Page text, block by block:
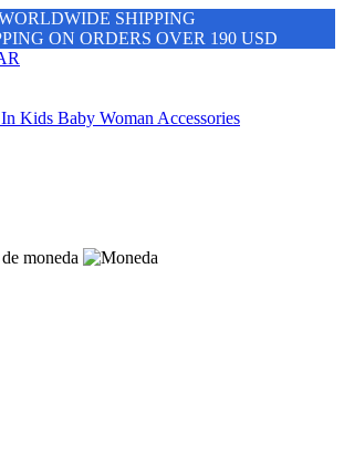
SHIPPING
ON ORDERS OVER 190 USD
Kids Baby Woman Accessories